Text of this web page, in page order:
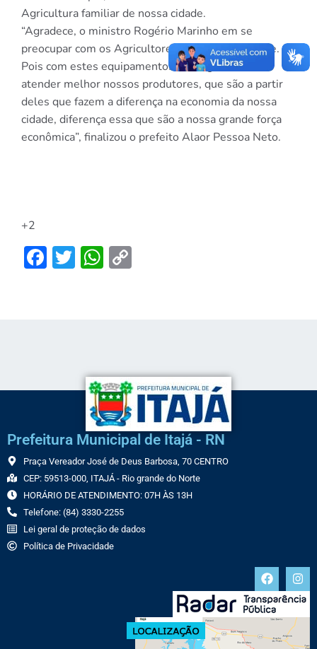
Agricultura familiar de nossa cidade.
“Agradece, o ministro Rogério Marinho em se
preocupar com os Agricultores da cidade Itajaense.
Pois com estes equipamentos conseguiremos
atender melhor nossos produtores, que são a partir
deles que fazem a diferença na economia da nossa
cidade, diferença essa que são a nossa grande força
econômica”, finalizou o prefeito Alaor Pessoa Neto.
+2
Facebook
TwitterWhatsApp
Prefeitura Municipal de Itajá - RN
Praça Vereador José de Deus Barbosa, 70 CENTRO
CEP: 59513-000, ITAJÁ - Rio grande do Norte
HORÁRIO DE ATENDIMENTO: 07H ÀS 13H
Telefone: (84) 3330-2255
Lei geral de proteção de dados
Política de Privacidade